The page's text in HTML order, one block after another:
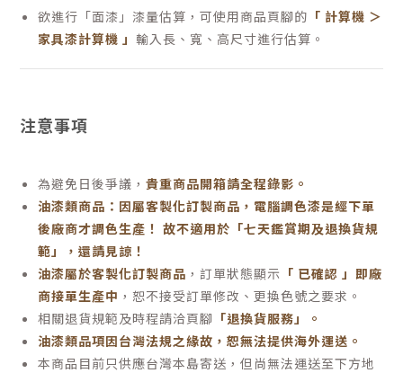
欲進行「面漆」漆量估算，可使用商品頁腳的 「 計算機 ＞
家具漆計算機 」 輸入長、寬、高尺寸進行估算。
注意事項
為避免日後爭議， 貴重商品開箱請全程錄影。
油漆類商品：因屬客製化訂製商品，電腦調色漆是經下單
後廠商才調色生產！ 故不適用於「七天鑑賞期及退換貨規
範」，還請見諒！
油漆屬於客製化訂製商品 ，訂單狀態顯示 「 已確認 」即廠
商接單生產中 ，恕不接受訂單修改、更換色號之要求。
相關退貨規範及時程請洽頁腳 「退換貨服務」
。
油漆類品項因台灣法規之緣故，恕無法提供海外運送。
本商品目前只供應台灣本島寄送，但尚無法運送至下方地